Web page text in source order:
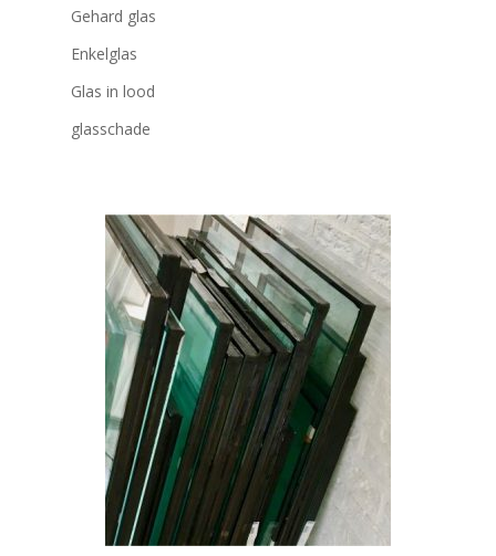
Gehard glas
Enkelglas
Glas in lood
glasschade